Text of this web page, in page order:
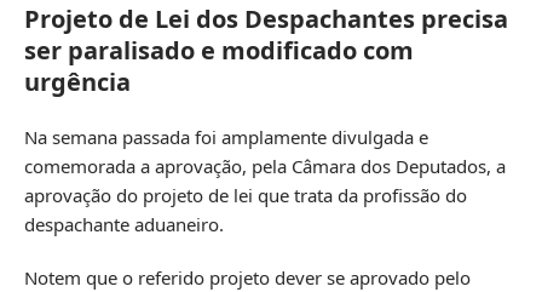
Projeto de Lei dos Despachantes precisa
ser paralisado e modificado com
urgência
Na semana passada foi amplamente divulgada e
comemorada a aprovação, pela Câmara dos Deputados, a
aprovação do projeto de lei que trata da profissão do
despachante aduaneiro.
Notem que o referido projeto dever se aprovado pelo